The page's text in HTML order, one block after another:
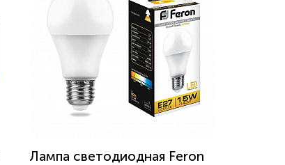
Лампа светодиодная Feron